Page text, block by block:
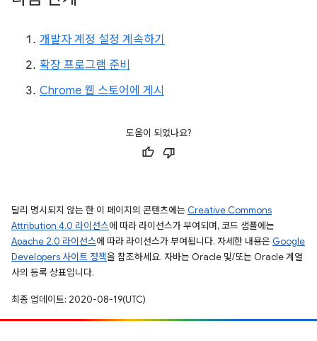
개발자 계정 설정 계속하기
확장 프로그램 준비
Chrome 웹 스토어에 게시
도움이 되었나요?
달리 명시되지 않는 한 이 페이지의 콘텐츠에는 Creative Commons
Attribution 4.0 라이선스에 따라 라이선스가 부여되며, 코드 샘플에는
Apache 2.0 라이선스에 따라 라이선스가 부여됩니다. 자세한 내용은 Google
Developers 사이트 정책을 참조하세요. 자바는 Oracle 및/또는 Oracle 계열
사의 등록 상표입니다.
최종 업데이트: 2020-08-19(UTC)